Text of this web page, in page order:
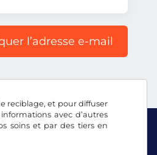
reciblage, et pour diffuser
avec d’autres
soins et par des tiers en
l’adresse e-mail